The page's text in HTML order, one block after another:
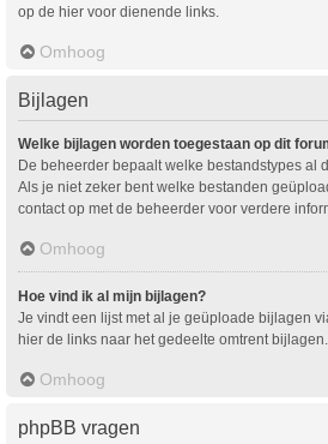
op de hier voor dienende links.
Omhoog
Bijlagen
Welke bijlagen worden toegestaan op dit
De beheerder bepaalt welke bestandstypes al
Als je niet zeker bent welke bestanden
contact op met de beheerder voor verdere
Omhoog
Hoe vind ik al mijn bijlagen?
Je vindt een lijst met al je geüploade bijlagen
hier de links naar het gedeelte omtrent bijlagen.
Omhoog
phpBB vragen